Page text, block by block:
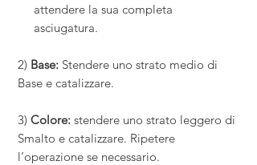
attendere la sua completa
asciugatura.
2) Base: Stendere uno strato medio di
Base e catalizzare.
3) Colore: stendere uno strato leggero di
Smalto e catalizzare. Ripetere
l’operazione se necessario.